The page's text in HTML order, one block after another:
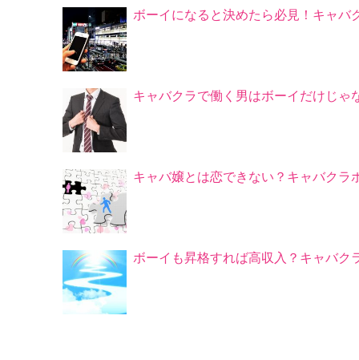
ボーイになると決めたら必見！キャバ
キャバクラで働く男はボーイだけじゃ
キャバ嬢とは恋できない？キャバクラ
ボーイも昇格すれば高収入？キャバク